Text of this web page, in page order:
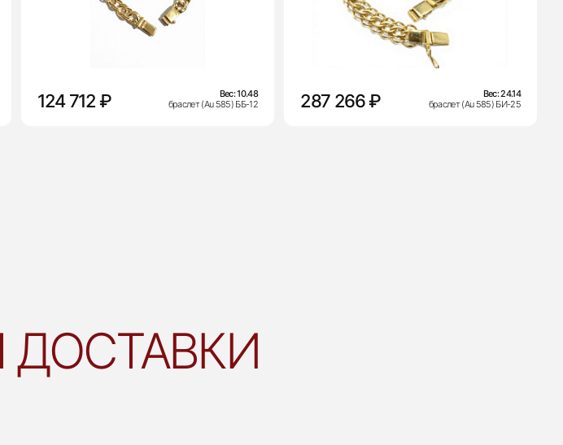
124 712 ₽ Вес:10.48
браслет (Au 585) ББ-12
287 266 ₽ Вес:24.14
браслет (Au 585) БИ-25